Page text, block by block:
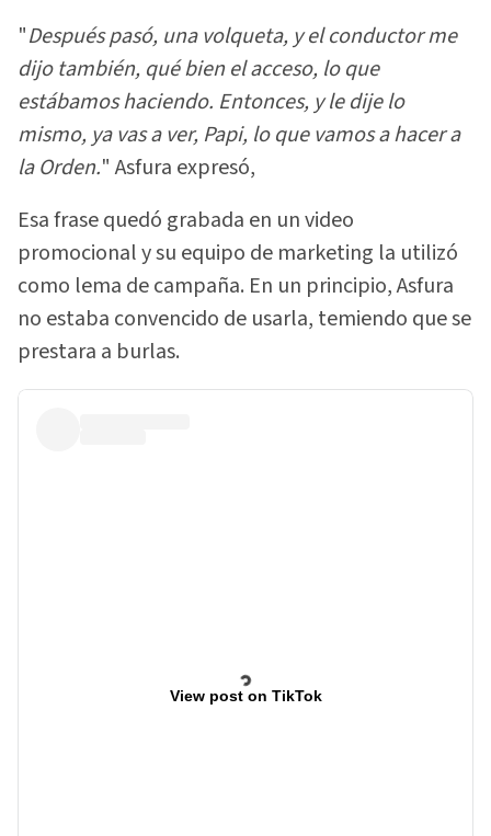
"Después pasó, una volqueta, y el conductor me
dijo también, qué bien el acceso, lo que
estábamos haciendo. Entonces, y le dije lo
mismo, ya vas a ver, Papi, lo que vamos a hacer a
la Orden." Asfura expresó,
Esa frase quedó grabada en un video
promocional y su equipo de marketing la utilizó
como lema de campaña. En un principio, Asfura
no estaba convencido de usarla, temiendo que se
prestara a burlas.
View post on TikTok